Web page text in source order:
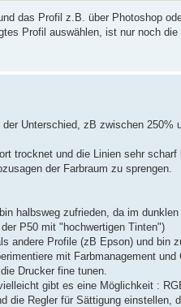
das Profil z.B. über Photoshop
Profil auswählen, ist nur noch
Unterschied, zB zwischen 250%
trocknet und die Linien sehr scharf
der Farbraum zu sprengen.
halbsweg zufrieden, da im
P50 mit "hochwertigen Tinten")
andere Profile (zB Epson) und bin
mit Farbmanagement und
Drucker fine tunen.
gibt es eine Möglichkeit :
die Regler für Sättigung